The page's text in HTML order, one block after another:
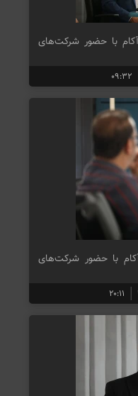
با حضور شرکت‌های
۰۹:۳۲
با حضور شرکت‌های
۲۰:۱۱